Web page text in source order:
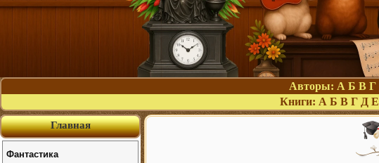
Авторы: А Б В Г
Книги: А Б В Г Д Е
Главная
Фантастика